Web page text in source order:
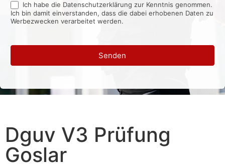
Ich habe die Datenschutzerklärung zur Kenntnis genommen.
Ich bin damit einverstanden, dass die dabei erhobenen Daten zu
Werbezwecken verarbeitet werden.
Senden
Dguv V3 Prüfung
Goslar